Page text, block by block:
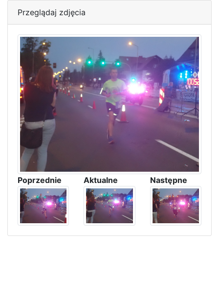
Przeglądaj zdjęcia
Poprzednie Aktualne Następne